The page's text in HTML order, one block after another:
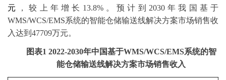
元
，较上年增长 13.8%。预计到2030年我国基于
WMS/WCS/EMS系统的智能仓储输送线解决方案市场销售收
入达到47709万元。
图表1 2022-2030年中国基于WMS/WCS/EMS系统的智
能仓储输送线解决方案市场销售收入